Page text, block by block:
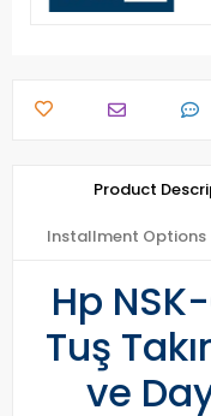
Product
Installment Options
Hp
Tuş
ve